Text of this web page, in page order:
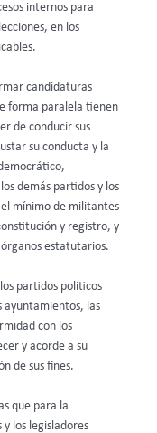
internos para
en los
candidaturas
forma paralela tienen
de conducir sus
su conducta y la
demás partidos y los
mínimo de militantes
y registro, y
estatutarios.
partidos políticos
ayuntamientos, las
con los
y acorde a su
de sus fines.
que para la
los legisladores